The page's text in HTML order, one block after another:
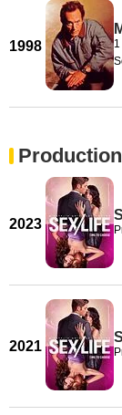
1998
Production
2023
2021